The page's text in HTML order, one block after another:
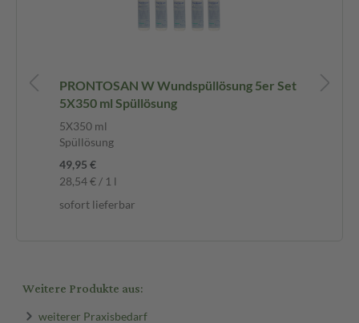
PRONTOSAN W Wundspüllösung 5er Set
5X350 ml Spüllösung
5X350 ml
Spüllösung
49,95 €
28,54 € / 1 l
sofort lieferbar
Weitere Produkte aus:
weiterer Praxisbedarf